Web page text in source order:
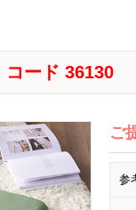
コード 36130
ご
参